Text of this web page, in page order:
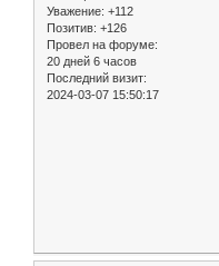
Уважение: +112
Позитив: +126
Провел на форуме:
20 дней 6 часов
Последний визит:
2024-03-07 15:50:17